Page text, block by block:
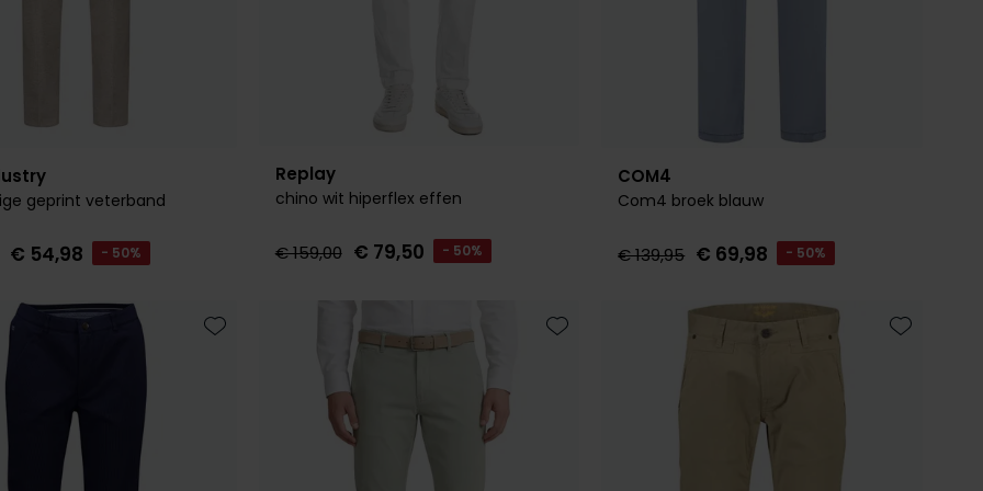
geprint veterband
€ 54,98 - 50%
Replay
chino wit hiperflex effen
€ 159,00 € 79,50 - 50%
COM4
Com4 broek blauw
€ 139,95 € 69,98 - 50%
Toevoegen aan favorieten